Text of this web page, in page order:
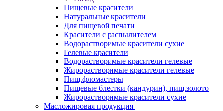
Пищевые красители
Натуральные красители
Для пищевой печати
Красители с распылителем
Водорастворимые красители сухие
Гелевые красители
Водорастворимые красители гелевые
Жирорастворимые красители гелевые
Пищ.фломастеры
Пищевые блестки (кандурин), пищ.золото
Жирорастворимые красители сухие
Масложировая продукция